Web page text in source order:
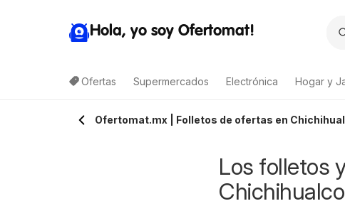
Hola, yo soy Ofertomat!
Ofertas Supermercados Electrónica Hogar y
Ofertomat.mx | Folletos de ofertas en
Los folletos
Chichihualco